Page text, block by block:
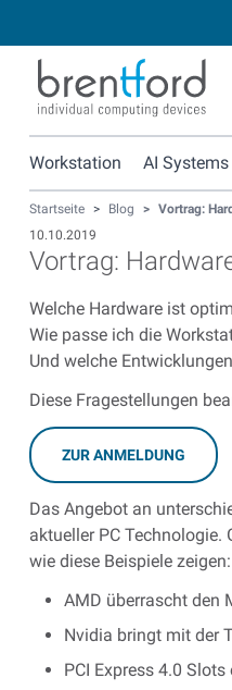
Workstation AI Systems
Startseite > Blog > Vortrag:
10.10.2019
Vortrag:
Welche Hardware ist
Wie passe ich die
Und welche
Diese Fragestellungen
ZUR ANMELDUNG
Das Angebot an
aktueller PC Technologie.
wie diese Beispiele zeigen:
AMD überrascht den
Nvidia bringt mit der
PCI Express 4.0